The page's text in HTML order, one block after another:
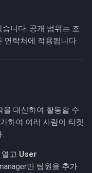
니다. 공개 범위는 조
연락처에 적용됩니다.
을 대신하여 활동할 수
하여 여러 사람이 티켓
고 User
만 팀원을 추가